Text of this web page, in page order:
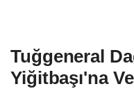
Tuğgeneral
Yiğitbaşı'na